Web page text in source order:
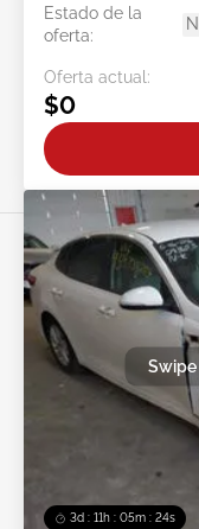
Estado de la
oferta:
Oferta actual:
$0
3d : 11h : 05m : 21s